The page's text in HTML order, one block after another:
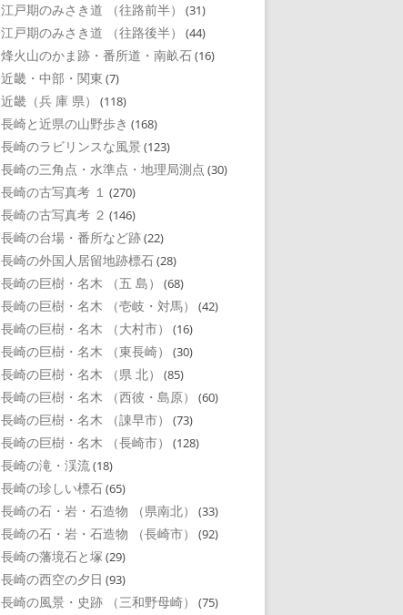
江戸期のみさき道 （往路前半） (31)
江戸期のみさき道 （往路後半） (44)
烽火山のかま跡・番所道・南畝石(16)
近畿・中部・関東 (7)
近畿（兵 庫 県） (118)
長崎と近県の山野歩き (168)
長崎のラビリンスな風景 (123)
長崎の三角点・水準点・地理局測点 (30)
長崎の古写真考 １ (270)
長崎の古写真考 ２ (146)
長崎の台場・番所など跡(22)
長崎の外国人居留地跡標石(28)
長崎の巨樹・名木 （五 島） (68)
長崎の巨樹・名木 （壱岐・対馬） (42)
長崎の巨樹・名木 （大村市） (16)
長崎の巨樹・名木 （東長崎） (30)
長崎の巨樹・名木 （県 北） (85)
長崎の巨樹・名木 （西彼・島原） (60)
長崎の巨樹・名木 （諌早市） (73)
長崎の巨樹・名木 （長崎市） (128)
長崎の滝・渓流(18)
長崎の珍しい標石(65)
長崎の石・岩・石造物 （県南北） (33)
長崎の石・岩・石造物 （長崎市） (92)
長崎の藩境石と塚 (29)
長崎の西空の夕日 (93)
長崎の風景・史跡 （三和野母崎） (75)